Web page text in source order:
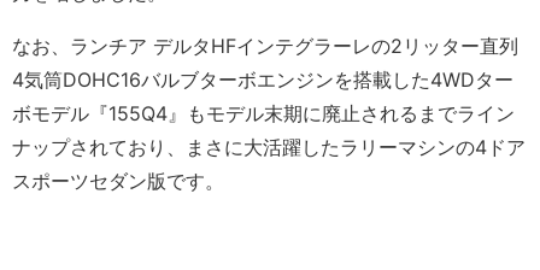
なお、ランチア デルタHFインテグラーレの2リッター直列
4気筒DOHC16バルブターボエンジンを搭載した4WDター
ボモデル『155Q4』もモデル末期に廃止されるまでライン
ナップされており、まさに大活躍したラリーマシンの4ドア
スポーツセダン版です。